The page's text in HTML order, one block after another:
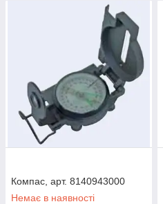
Компас, арт. 8140943000
Немає в наявності